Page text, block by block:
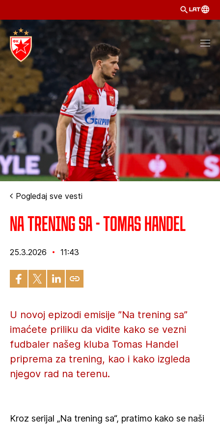
LAT
Pogledaj sve vesti
Na trening sa - Tomas Handel
25.3.2026 11:43
U novoj epizodi emisije ”Na trening sa”
imaćete priliku da vidite kako se vezni
fudbaler našeg kluba Tomas Handel
priprema za trening, kao i kako izgleda
njegov rad na terenu.
Kroz serijal „Na trening sa“, pratimo kako se naši